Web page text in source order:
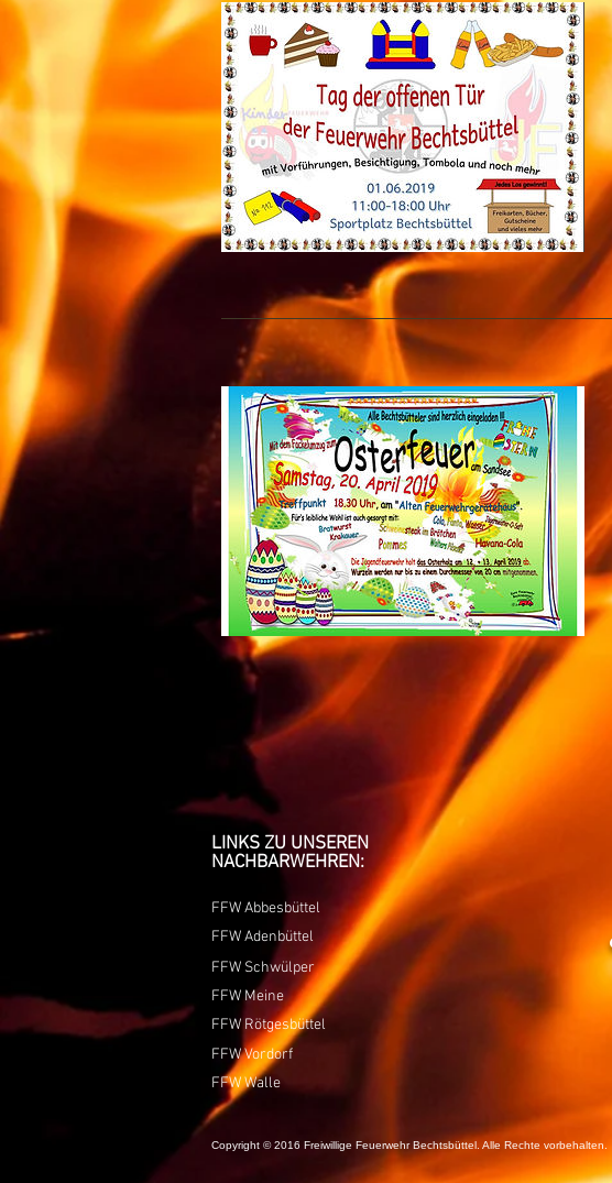
LINKS ZU UNSEREN
NACHBARWEHREN:
FFW Abbesbüttel
FFW Adenbüttel
FFW Schwülper
FFW Meine
FFW Rötgesbüttel
FFW Vordorf
FFW Walle
Copyright © 2016 Freiwillige Feuerwehr Bechtsbüttel. Alle Rechte vorbehalten.